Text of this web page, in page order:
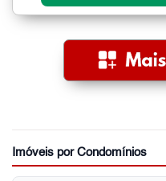
Imóveis por Condomínios